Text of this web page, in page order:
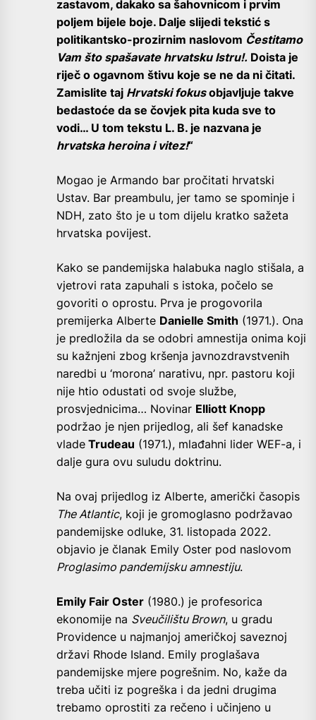
zastavom, dakako sa šahovnicom i prvim
poljem bijele boje. Dalje slijedi tekstić s
politikantsko-prozirnim naslovom Čestitamo
Vam što spašavate hrvatsku Istru!. Doista je
riječ o ogavnom štivu koje se ne da ni čitati.
Zamislite taj Hrvatski fokusobjavljuje takve
bedastoće da se čovjek pita kuda sve to
vodi… U tom tekstu L. B. je nazvana je
hrvatska heroina i vitez!“
Mogao je Armando bar pročitati hrvatski
Ustav. Bar preambulu, jer tamo se spominje i
NDH, zato što je u tom dijelu kratko sažeta
hrvatska povijest.
Kako se pandemijska halabuka naglo stišala, a
vjetrovi rata zapuhali s istoka, počelo se
govoriti o oprostu. Prva je progovorila
premijerka Alberte Danielle Smith (1971.). Ona
je predložila da se odobri amnestija onima koji
su kažnjeni zbog kršenja javnozdravstvenih
naredbi u ‘morona’ narativu, npr. pastoru koji
nije htio odustati od svoje službe,
prosvjednicima… Novinar Elliott Knopp
podržao je njen prijedlog, ali šef kanadske
vlade Trudeau (1971.), mlađahni lider WEF-a, i
dalje gura ovu suludu doktrinu.
Na ovaj prijedlog iz Alberte, američki časopis
The Atlantic, koji je gromoglasno podržavao
pandemijske odluke, 31. listopada 2022.
objavio je članak Emily Oster pod naslovom
Proglasimo pandemijsku amnestiju.
Emily Fair Oster (1980.) je profesorica
ekonomije na Sveučilištu Brown, u gradu
Providence u najmanjoj američkoj saveznoj
državi Rhode Island. Emily proglašava
pandemijske mjere pogrešnim. No, kaže da
treba učiti iz pogreška i da jedni drugima
trebamo oprostiti za rečeno i učinjeno u